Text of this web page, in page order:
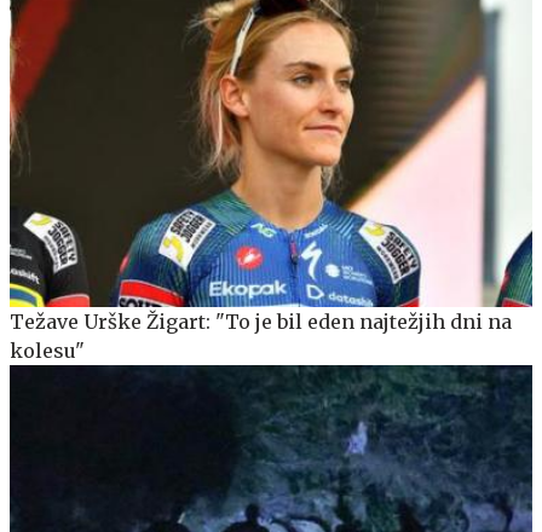
Težave Urške Žigart: "To je bil eden najtežjih dni na
kolesu"